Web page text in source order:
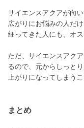
サイエンスアクアが向
広がりにお悩みの人だ
細ってきた人にも、オ
ただ、サイエンスアク
るので、元からしっと
上がりになってしまうこ
まとめ